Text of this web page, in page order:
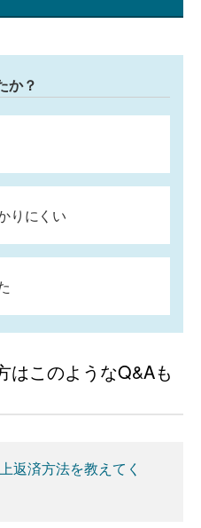
か？
りにくい
はこのようなQ&Aも
返済方法を教えてく